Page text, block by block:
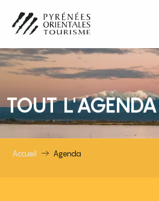
contenu
principal
TOUT L'AGENDA
Accueil Agenda